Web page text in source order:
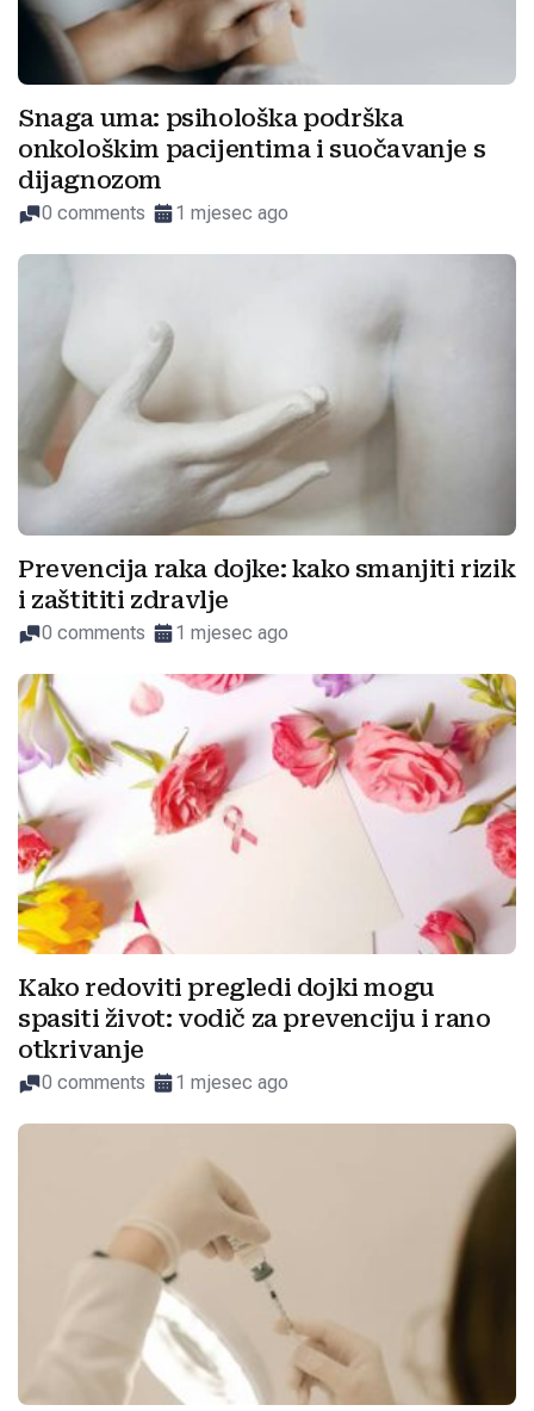
Snaga uma: psihološka podrška
onkološkim pacijentima i suočavanje s
dijagnozom
0 comments 1 mjesec ago
Prevencija raka dojke: kako smanjiti rizik
i zaštititi zdravlje
0 comments 1 mjesec ago
Kako redoviti pregledi dojki mogu
spasiti život: vodič za prevenciju i rano
otkrivanje
0 comments 1 mjesec ago